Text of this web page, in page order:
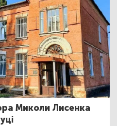
Миколи Лисенка